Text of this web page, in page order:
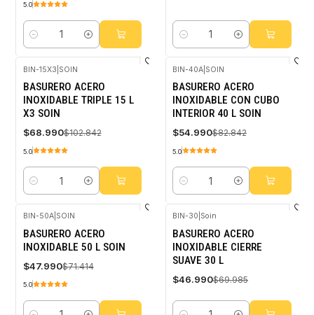
5.0
Cantidad Cantidad
-33%
OFF
BIN-15X3 SOIN
BASURERO ACERO
INOXIDABLE TRIPLE 15 L
X3 SOIN
$68.990$102.842
5.0
Cantidad
-34%
OFF
BIN-40A SOIN
BASURERO ACERO
INOXIDABLE CON CUBO
INTERIOR 40 L SOIN
$54.990$82.842
5.0
Cantidad
-33%
OFF
BIN-50A| SOIN
BASURERO ACERO
INOXIDABLE 50 L SOIN
$47.990$71.414
5.0
-33%
OFF
BIN-30 Soin
BASURERO ACERO
INOXIDABLE CIERRE
SUAVE 30 L
$46.990$69.985